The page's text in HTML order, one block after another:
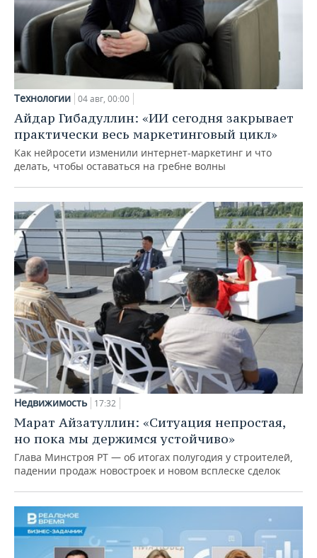
Технологии 04 авг, 00:00
Айдар Гибадуллин: «ИИ сегодня закрывает
практически весь маркетинговый цикл»
Как нейросети изменили интернет-маркетинг и что
делать, чтобы оставаться на гребне волны
Недвижимость 17:32
Марат Айзатуллин: «Ситуация непростая,
но пока мы держимся устойчиво»
Глава Минстроя РТ — об итогах полугодия у строителей,
падении продаж новостроек и новом всплеске сделок